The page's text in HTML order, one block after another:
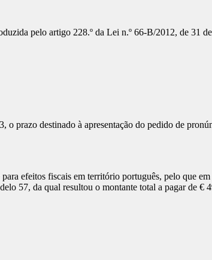
pelo artigo 228.º da Lei n.º 66-B/2012, de 31
prazo destinado à apresentação do pedido de
efeitos fiscais em território português, pelo que
57, da qual resultou o montante total a pagar de €